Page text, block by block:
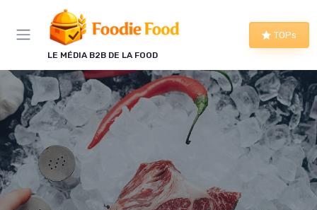
LE MÉDIA B2B DE LA FOOD
TOPs
Panneau de gestion des cookies